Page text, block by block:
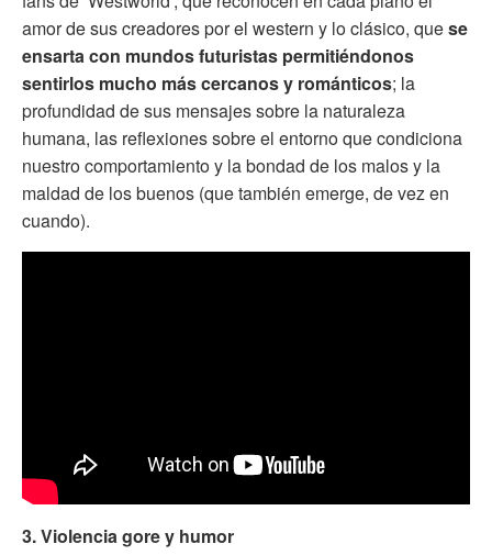
amor de sus creadores por el western y lo clásico, quese
ensarta con mundos futuristas permitiéndonos
sentirlos mucho más cercanos y románticos; la
profundidad de sus mensajes sobre la naturaleza
humana, las reflexiones sobre el entorno que condiciona
nuestro comportamiento y la bondad de los malos y la
maldad de los buenos (que también emerge, de vez en
cuando).
3. Violencia gore y humor